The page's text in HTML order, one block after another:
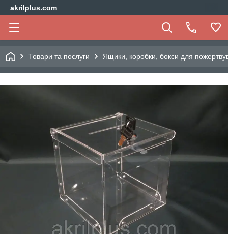
akrilplus.com
Товари та послуги Ящики, коробки, бокси для